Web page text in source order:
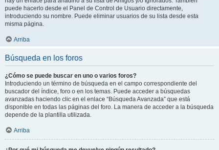
puede hacerlo desde el Panel de Control de Usuario directamente,
introduciendo su nombre. Puede eliminar usuarios de su lista desde esta
misma página.
Arriba
Búsqueda en los foros
¿Cómo se puede buscar en uno o varios foros?
Introduciendo un término de búsqueda en el campo correspondiente del
buscador del índice, foro o en los temas. Puede acceder a búsquedas
avanzadas haciendo clic en el enlace “Búsqueda Avanzada” que está
disponible en todas las páginas del foro. La manera de acceder a la búsqueda
depende de la plantilla utilizada.
Arriba